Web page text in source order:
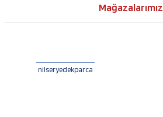
Mağazalarımız
nilseryedekparca